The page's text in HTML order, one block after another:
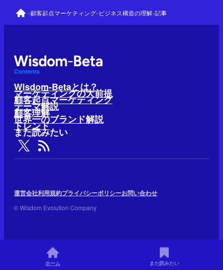
›顧客起点マーケティング›ビジネス構造の理解›記事
Contents
Wisdom-Betaとは？
マーケティングの大前提
顧客起点マーケティング
テーマ解説
顧客理解
世界一のブランド解説
トレンド
また読みたい
運営会社利用規約プライバシーポリシーお問い合わせ
© Wisdom Evolution Company
ホーム また読みたい